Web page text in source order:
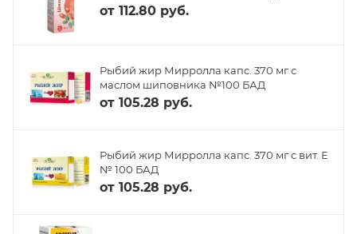
от 112.80 руб.
Рыбий жир Мирролла капс. 370 мг с
маслом шиповника №100 БАД
от 105.28 руб.
Рыбий жир Мирролла капс. 370 мг с вит. Е
№ 100 БАД
от 105.28 руб.